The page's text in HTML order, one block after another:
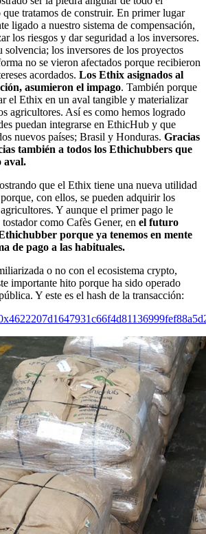
que tratamos de construir. En primer lugar
ligado a nuestro sistema de compensación,
los riesgos y dar seguridad a los inversores.
solvencia; los inversores de los proyectos
no se vieron afectados porque recibieron
acordados. Los Ethix asignados al
asumieron el impago. También porque
el Ethix en un aval tangible y materializar
agricultores. Así es como hemos logrado
puedan integrarse en EthicHub y que
nuevos países; Brasil y Honduras. Gracias
también a todos los Ethichubbers que
aval.
que el Ethix tiene una nueva utilidad
con ellos, se pueden adquirir los
Y aunque el primer pago le
como Cafès Gener, en el futuro
porque ya tenemos en mente
de pago a las habituales.
o no con el ecosistema crypto,
importante hito porque ha sido operado
Y este es el hash de la transacción: